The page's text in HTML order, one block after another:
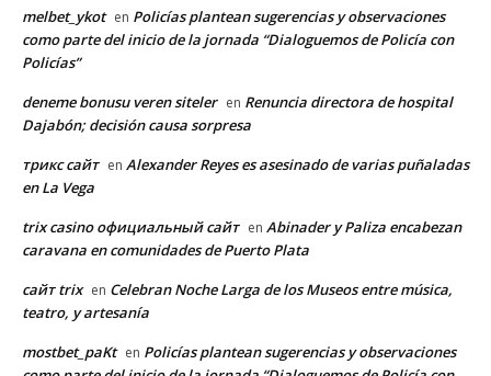
melbet_ykot en Policías plantean sugerencias y observaciones
como parte del inicio de la jornada “Dialoguemos de Policía con
Policías”
deneme bonusu veren siteler en Renuncia directora de hospital
Dajabón; decisión causa sorpresa
трикс сайт en Alexander Reyes es asesinado de varias puñaladas
en La Vega
trix casino официальный сайт en Abinader y Paliza encabezan
caravana en comunidades de Puerto Plata
сайт trix en Celebran Noche Larga de los Museos entre música,
teatro, y artesanía
mostbet_paKt en Policías plantean sugerencias y observaciones